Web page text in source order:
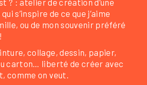
s’inspire de ce que j’aime
ou de mon souvenir préféré
collage, dessin, papier,
carton… liberté de créer avec
comme on veut.